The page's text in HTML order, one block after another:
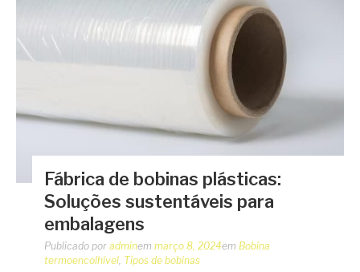
Fábrica de bobinas plásticas:
Soluções sustentáveis para
embalagens
Publicado por adminem março 8, 2024em Bobina
termoencolhível Tipos de bobinas